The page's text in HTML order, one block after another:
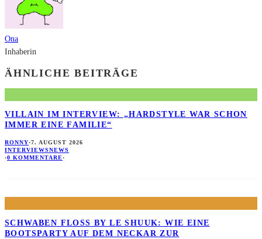
Ona
Inhaberin
ÄHNLICHE BEITRÄGE
VILLAIN IM INTERVIEW: „HARDSTYLE WAR SCHON
IMMER EINE FAMILIE“
RONNY·7. AUGUST 2026
INTERVIEWSNEWS
·0 KOMMENTARE·
SCHWABEN FLOSS BY LE SHUUK: WIE EINE B
OOTSPARTY AUF DEM NECKAR ZUR K